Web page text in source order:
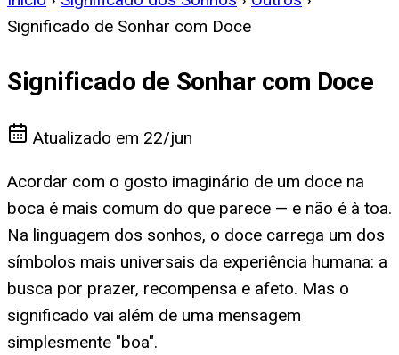
Significado de Sonhar com Doce
Significado de Sonhar com Doce
Atualizado em 22/jun
Acordar com o gosto imaginário de um doce na
boca é mais comum do que parece — e não é à toa.
Na linguagem dos sonhos, o doce carrega um dos
símbolos mais universais da experiência humana: a
busca por prazer, recompensa e afeto. Mas o
significado vai além de uma mensagem
simplesmente "boa".